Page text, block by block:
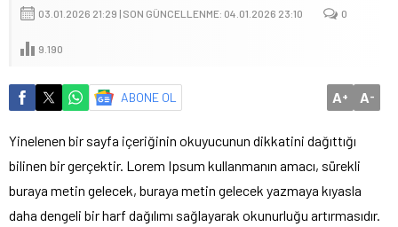
03.01.2026 21:29 | SON GÜNCELLENME: 04.01.2026 23:10 0
9.190
ABONE OL A+ A-
Yinelenen bir sayfa içeriğinin okuyucunun dikkatini dağıttığı
bilinen bir gerçektir. Lorem Ipsum kullanmanın amacı, sürekli
buraya metin gelecek, buraya metin gelecek yazmaya kıyasla
daha dengeli bir harf dağılımı sağlayarak okunurluğu artırmasıdır.